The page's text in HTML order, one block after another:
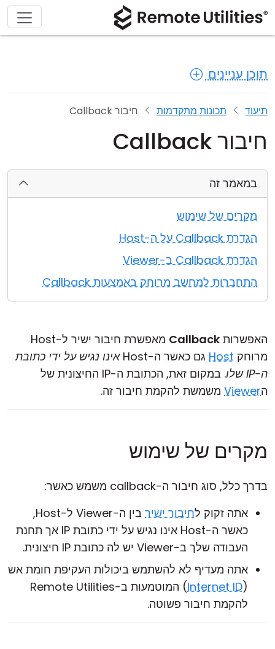
תוכן עניינים
תיעוד תכונות מתקדמות חיבור Callback
חיבור Callback
במאמר זה
מקרים של שימוש
הגדרת Callback על ה-Host
הגדרת Callback ב-Viewer
התחברות למחשב מרוחק באמצעות Callback
האפשרות Callback
מאפשרת חיבור ישיר ל-Host
מרוחק Host גם כאשר ה-Host
אינו נגיש על ידי כתובת
ה-IP שלו
. במקום זאת, הכתובת ה-IP החיצונית של
הViewer משמשת להקמת חיבור זה.
מקרים של שימוש
בדרך כלל, סוג חיבור ה-callback משמש כאשר:
אתה זקוק לחיבור ישיר
בין ה-Viewer ל-Host,
כאשר ה-Host אינו נגיש על ידי כתובת IP אך תחנת
העבודה שלך ב-Viewer יש לה כתובת IP חיצונית.
אתה מעדיף לא להשתמש ביכולות העקיפת חומת אש
(
Internet ID
) המוטמעות ב-Remote Utilities
להקמת חיבור פשוטה.